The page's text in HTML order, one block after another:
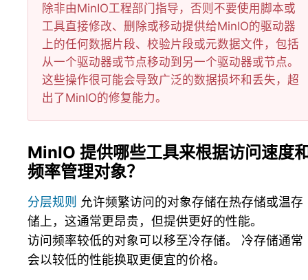
除非由MinIO工程部门指导，否则不要使用脚本或
工具直接修改、删除或移动提供给MinIO的驱动器
上的任何数据片段、校验片段或元数据文件，包括
从一个驱动器或节点移动到另一个驱动器或节点。
这些操作很可能会导致广泛的数据损坏和丢失，超
出了MinIO的修复能力。
MinIO 提供哪些工具来根据访问速度
频率管理对象？
分层规则 允许频繁访问的对象存储在热存储或温存
储上，这通常更昂贵，但提供更好的性能。
访问频率较低的对象可以移至冷存储。 冷存储通常
会以较低的性能换取更便宜的价格。